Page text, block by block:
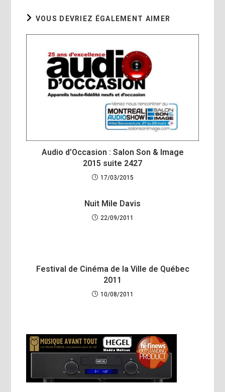
VOUS DEVRIEZ ÉGALEMENT AIMER
Audio d’Occasion : Salon Son & Image
2015 suite 2427
17/03/2015
Nuit Mile Davis
22/09/2011
Festival de Cinéma de la Ville de Québec
2011
10/08/2011